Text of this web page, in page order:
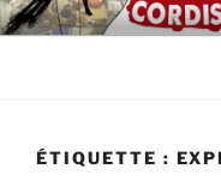
Aller
au
Intérimaires,
ÉTIQUETTE :